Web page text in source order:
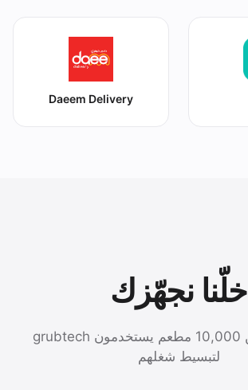
Daeem Delivery
خلّنا نجهّزك
انضم لأكثر من 10,000 مطعم يستخدمون grubtech
لتبسيط شغلهم